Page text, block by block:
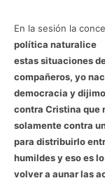
En la sesión la
política naturalice
estas situaciones
compañeros, yo
democracia y
contra Cristina que
solamente contra
para distribuirlo
humildes y eso es
volver a aunar las